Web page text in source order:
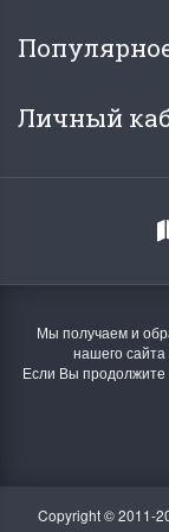
Личный
Мы получаем и
нашего сайта
Если Вы продолжите
Copyright © 2011-